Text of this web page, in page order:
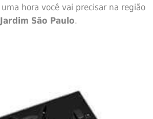
uma hora você vai precisar na região
Jardim São Paulo.